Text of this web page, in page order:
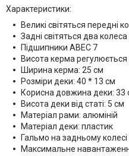
Характеристики:
Великі світяться передні
Задні світяться два
Підшипники АВЕС 7
Висота керма
Ширина керма: 25 см
Розміри деки: 40 * 13 см
Корисна довжина деки: 33
Висота деки від статі: 5 см
Матеріал рами: алюміній
Матеріал деки: пластик
Гальмо на задньому колесі
Максимальне